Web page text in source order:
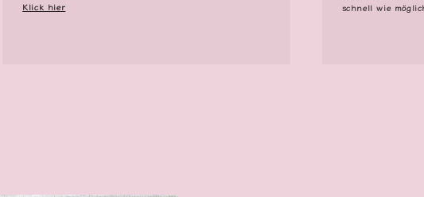
Klick hier
schnell wie